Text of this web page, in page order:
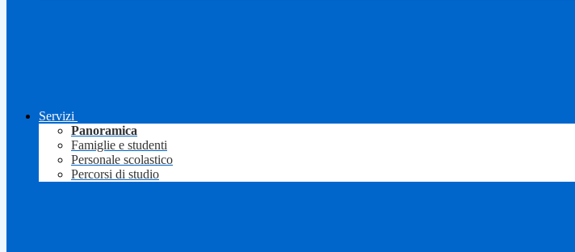
Servizi
Panoramica
Famiglie e studenti
Personale scolastico
Percorsi di studio